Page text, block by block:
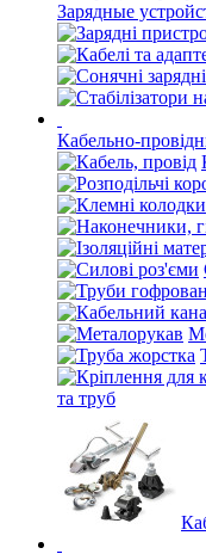
Зарядные
Кабельно-
та труб